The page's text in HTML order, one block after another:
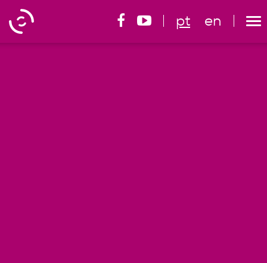
pt en